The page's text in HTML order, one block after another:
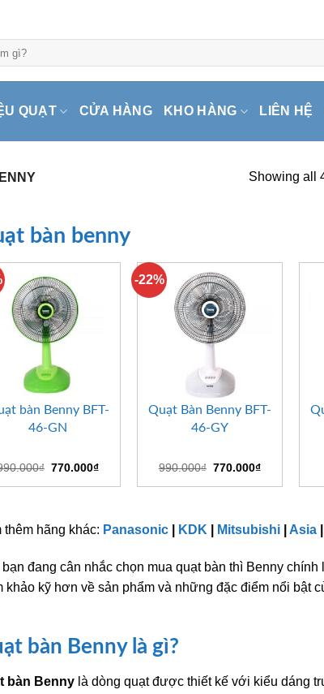
QUẠT CỬA HÀNG KHO HÀNG LIÊN HỆ
Showing all
bàn benny
bàn Benny BFT-
46-GN
₫ Giá
là:
770.000₫Giá
tại
-22%
Quạt Bàn Benny BFT-
46-GY
990.000₫ Giá
là:
770.000₫Giá
tại
thêm hãng khác: Panasonic KDK Mitsubishi Asia
bạn đang cân nhắc chọn mua quạt bàn thì Benny
khảo kỹ hơn về sản phẩm và những đặc điểm nổi bật
bàn Benny là gì?
bàn Benny là dòng quạt được thiết kế với kiểu dáng